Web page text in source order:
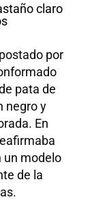
claro
por
pata de
negro y
En
un modelo
de la